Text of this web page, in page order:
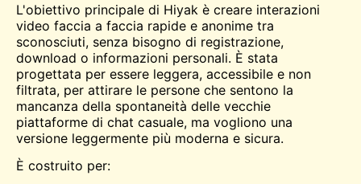
L'obiettivo principale di Hiyak è creare interazioni
video faccia a faccia rapide e anonime tra
sconosciuti, senza bisogno di registrazione,
download o informazioni personali. È stata
progettata per essere leggera, accessibile e non
filtrata, per attirare le persone che sentono la
mancanza della spontaneità delle vecchie
piattaforme di chat casuale, ma vogliono una
versione leggermente più moderna e sicura.
È costruito per: